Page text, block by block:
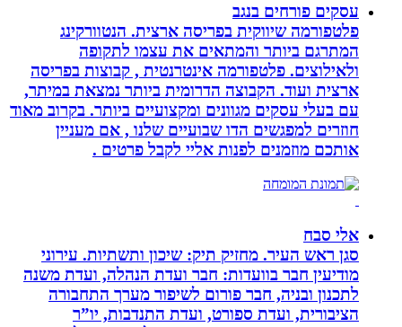
עסקים פורחים בנגב
פלטפורמה שיווקית בפריסה ארצית. הנטוורקינג
המתרגם ביותר והמתאים את עצמו לתקופה
ולאילוצים. פלטפורמה אינטרנטית , קבוצות בפריסה
ארצית ועוד. הקבוצה הדרומית ביותר נמצאת במיתר,
עם בעלי עסקים מגוונים ומקצועיים ביותר. בקרוב מאוד
חוזרים למפגשים הדו שבועיים שלנו , אם מעניין
אותכם מוזמנים לפנות אליי לקבל פרטים .
אלי סבח
סגן ראש העיר. מחזיק תיק: שיכון ותשתיות. עירוני
מודיעין חבר בוועדות: חבר ועדת הנהלה, ועדת משנה
לתכנון ובניה, חבר פורום לשיפור מערך התחבורה
הציבורית, ועדת ספורט, ועדת התנדבות, יו”ר